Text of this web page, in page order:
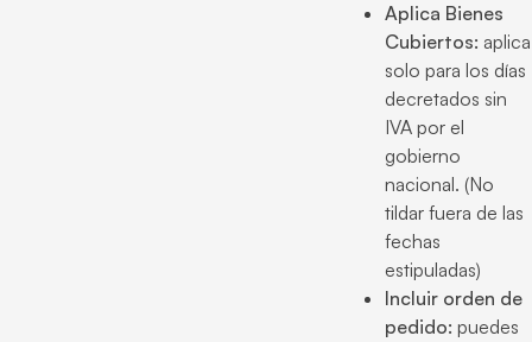
Aplica Bienes
Cubiertos: aplica
solo para los días
decretados sin
IVA por el
gobierno
nacional. (No
tildar fuera de las
fechas
estipuladas)
Incluir orden de
pedido: puedes